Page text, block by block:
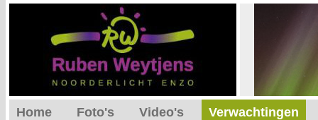
Home Foto's Video's Verwachtingen